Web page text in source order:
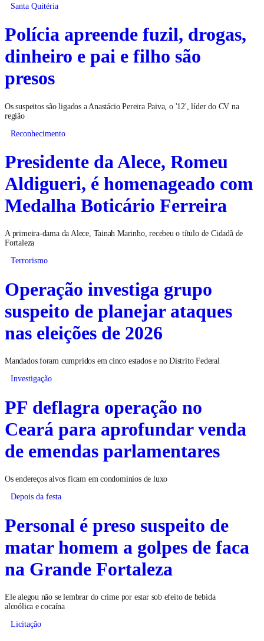
Santa Quitéria
Polícia apreende fuzil, drogas,
dinheiro e pai e filho são
presos
Os suspeitos são ligados a Anastácio Pereira Paiva, o '12', líder do CV na
região
Reconhecimento
Presidente da Alece, Romeu
Aldigueri, é homenageado com
Medalha Boticário Ferreira
A primeira-dama da Alece, Tainah Marinho, recebeu o título de Cidadã de
Fortaleza
Terrorismo
Operação investiga grupo
suspeito de planejar ataques
nas eleições de 2026
Mandados foram cumpridos em cinco estados e no Distrito Federal
Investigação
PF deflagra operação no
Ceará para aprofundar venda
de emendas parlamentares
Os endereços alvos ficam em condomínios de luxo
Depois da festa
Personal é preso suspeito de
matar homem a golpes de faca
na Grande Fortaleza
Ele alegou não se lembrar do crime por estar sob efeito de bebida
alcoólica e cocaína
Licitação